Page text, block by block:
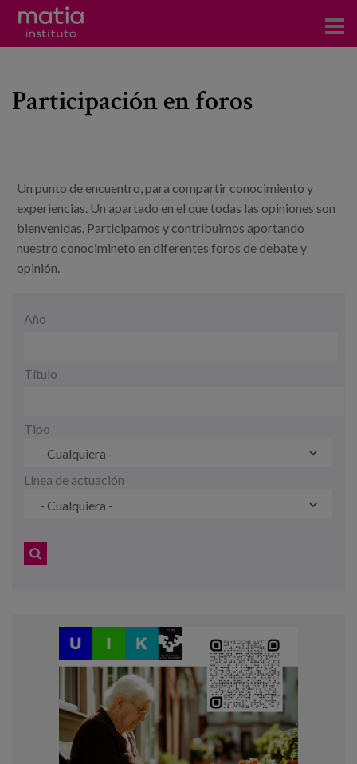
Investigación
Consultoría
Formación
Eventos
Noticias
Trabaja con nosotros
Participación en foros
Un punto de encuentro, para compartir conocimiento y
experiencias. Un apartado en el que todas las opiniones son
bienvenidas. Participamos y contribuimos aportando
nuestro conocimineto en diferentes foros de debate y
opinión.
Año
Fecha
Título
Tipo
Línea de actuación